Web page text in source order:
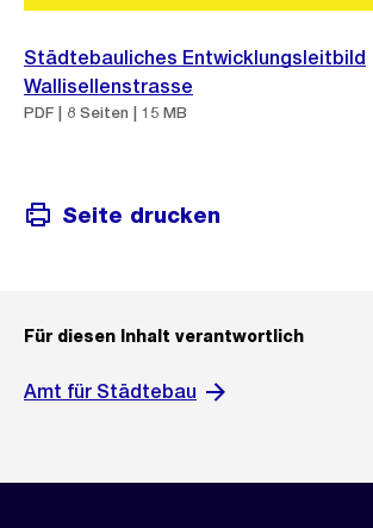
Städtebauliches Entwicklungsleitbild
Wallisellenstrasse
PDF | 8 Seiten | 15 MB
Seite drucken
Für diesen Inhalt verantwortlich
Amt für Städtebau